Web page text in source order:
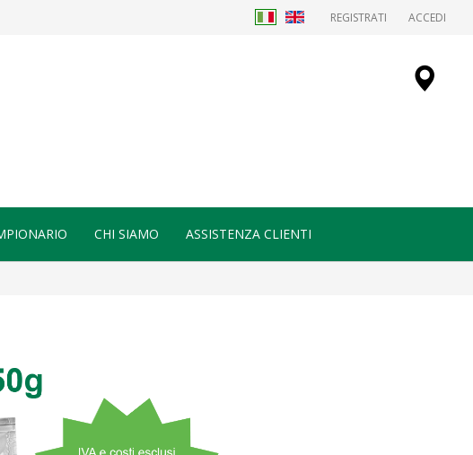
REGISTRATI ACCEDI
CHI SIAMO ASSISTENZA CLIENTI